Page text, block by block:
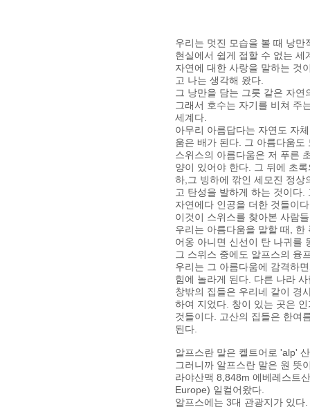
우리는 멋진 모습을 볼 때 낭
현실에서 쉽게 접할 수 없는
자연에 대한 사랑을 말하는 것
고 나는 생각해 왔다.
그 낭만을 담는 그릇 같은 자연
그래서 호수는 자기를 비쳐 주
세계다.
아무리 아름답다는 자연도 자
움은 배가 된다. 그 아름다움
스위스의 아름다움은 저 푸른
양이 있어야 한다. 그 뒤에 초
하,그 빙하에 깎인 세모진 정상
고 탄성을 발하게 하는 것이다
자연에다 인공을 더한 것들이
이것이 스위스를 찾아본 사람
우리는 아름다움을 말할 때,
어옹 아니면 신선이 탄 나귀를
그 스위스 중에도 알프스의 융
우리는 그 아름다움에 감격하
힘에 놀라게 된다. 다른 나라
창밖의 집들은 우리네 같이 경
하여 지었다. 창이 있는 곳은
것들이다. 고산의 집들은 한여
된다.
알프스란 말은 켈트어로 'alp'
그러니까 알프스란 말은 원 뜻
라야산맥 8,848m 에베레스트
Europe) 일컬어왔다.
알프스에는 3대 관광지가 있